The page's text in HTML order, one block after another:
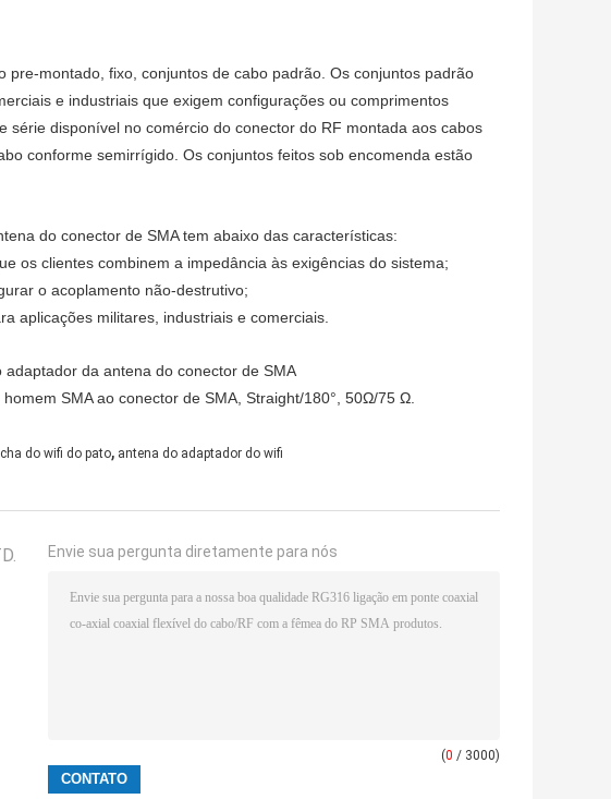
montado, fixo, conjuntos de cabo padrão. Os conjuntos padrão
e industriais que exigem configurações ou comprimentos
série disponível no comércio do conector do RF montada aos cabos
conforme semirrígido. Os conjuntos feitos sob encomenda estão
do conector de SMA tem abaixo das características:
os clientes combinem a impedância às exigências do sistema;
o acoplamento não-destrutivo;
aplicações militares, industriais e comerciais.
da antena do conector de SMA
SMA ao conector de SMA, Straight/180°, 50Ω/75 Ω.
do wifi do pato, antena do adaptador do wifi
Envie sua pergunta diretamente para nós
(0 / 3000)